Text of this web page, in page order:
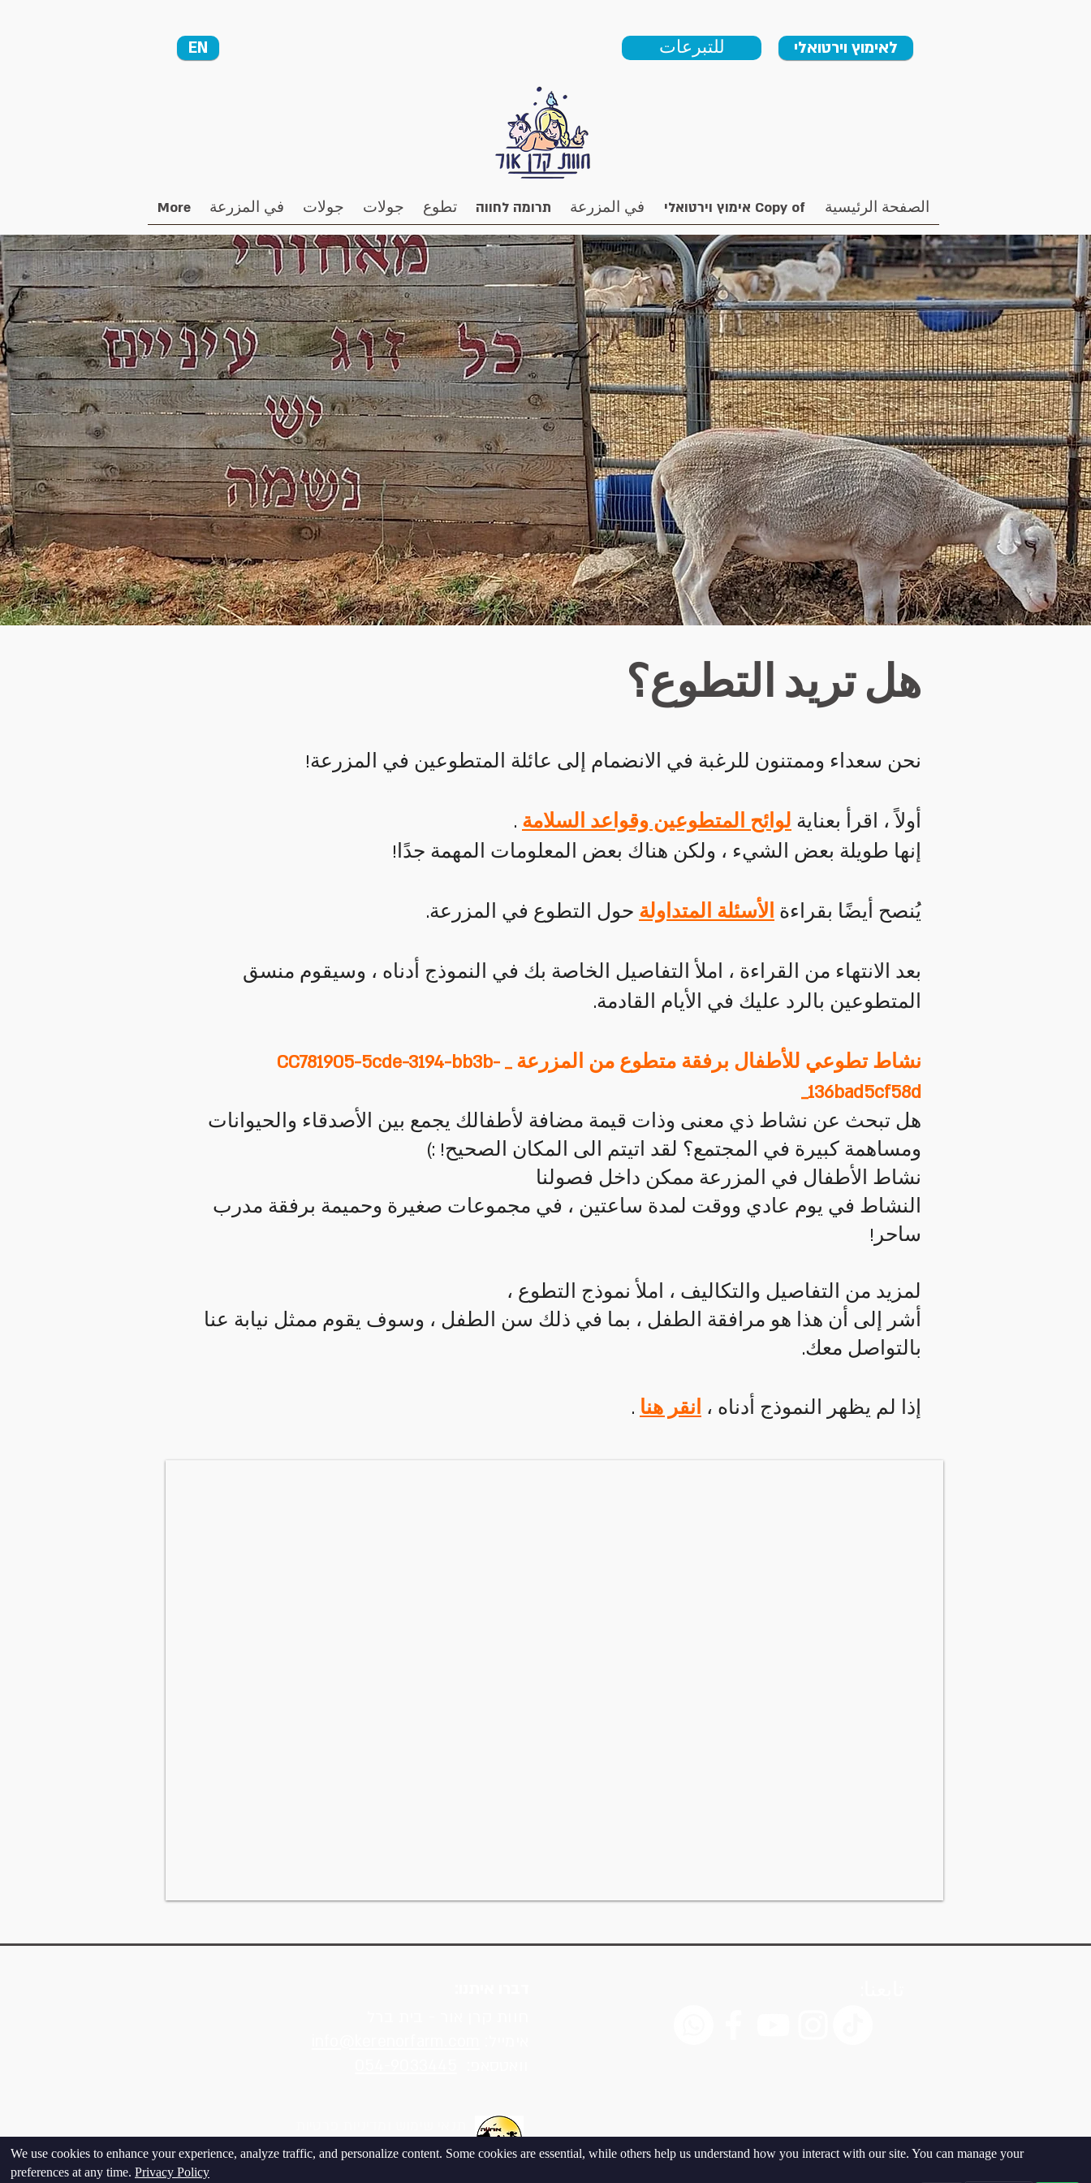
EN للتبرعات לאימוץ וירטואלי
الصفحة الرئيسية Copy of אימוץ וירטואלי في المزرعة תרומה לחווה تطوع جولات جولات في المزرعة More
هل تريد التطوع؟
نحن سعداء وممتنون للرغبة في الانضمام إلى عائلة المتطوعين في المزرعة!
أولاً ، اقرأ بعناية لوائح المتطوعين وقواعد السلامة .
إنها طويلة بعض الشيء ، ولكن هناك بعض المعلومات المهمة جدًا!
يُنصح أيضًا بقراءة الأسئلة المتداولة حول التطوع في المزرعة.
بعد الانتهاء من القراءة ، املأ التفاصيل الخاصة بك في النموذج أدناه ، وسيقوم منسق
المتطوعين بالرد عليك في الأيام القادمة.
نشاط تطوعي للأطفال برفقة متطوع من المزرعة _ CC781905-5cde-3194-bb3b-
136bad5cf58d_
هل تبحث عن نشاط ذي معنى وذات قيمة مضافة لأطفالك يجمع بين الأصدقاء والحيوانات
ومساهمة كبيرة في المجتمع؟ لقد اتيتم الى المكان الصحيح! :)
نشاط الأطفال في المزرعة ممكن داخل فصولنا
النشاط في يوم عادي ووقت لمدة ساعتين ، في مجموعات صغيرة وحميمة برفقة مدرب
ساحر!
لمزيد من التفاصيل والتكاليف ، املأ نموذج التطوع ،
أشر إلى أن هذا هو مرافقة الطفل ، بما في ذلك سن الطفل ، وسوف يقوم ممثل نيابة عنا
بالتواصل معك.
إذا لم يظهر النموذج أدناه ، انقر هنا .
We use cookies to enhance your experience, analyze traffic, and personalize content. Some cookies are essential, while others help us understand how you interact with our site. You can manage your
preferences at any time. Privacy Policy